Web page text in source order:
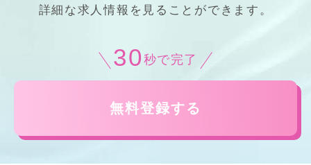
詳細 な求人情報 を見ることができます。
30 秒で完了
無料登録する